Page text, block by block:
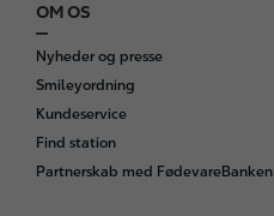
OM OS
Nyheder og presse
Smileyordning
Kundeservice
Find station
Partnerskab med FødevareBanken